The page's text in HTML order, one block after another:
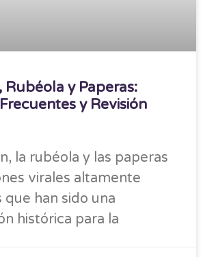
Rubéola y Paperas:
y Revisión
la rubéola y las paperas
virales altamente
que han sido una
histórica para la